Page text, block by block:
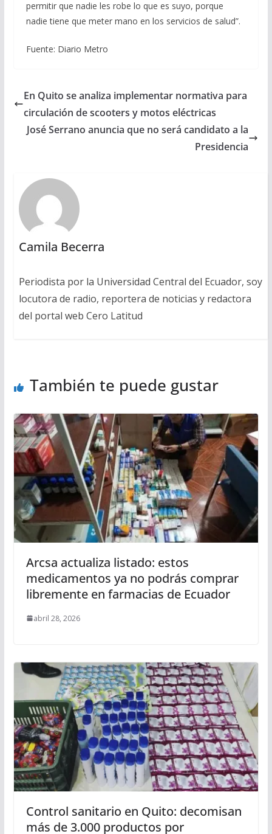
permitir que nadie les robe lo que es suyo, porque
nadie tiene que meter mano en los servicios de salud”.
Fuente: Diario Metro
En Quito se analiza implementar normativa para
circulación de scooters y motos eléctricas
José Serrano anuncia que no será candidato a la
Presidencia
Camila Becerra
Periodista por la Universidad Central del Ecuador, soy
locutora de radio, reportera de noticias y redactora
del portal web Cero Latitud
También te puede gustar
Arcsa actualiza listado: estos
medicamentos ya no podrás comprar
libremente en farmacias de Ecuador
abril 28, 2026
Control sanitario en Quito: decomisan
más de 3.000 productos por